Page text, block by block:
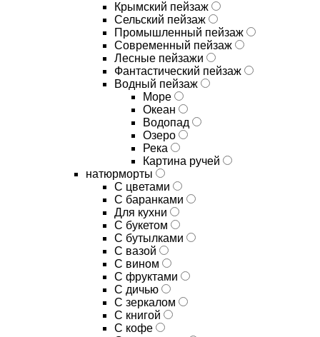
Крымский пейзаж
Сельский пейзаж
Промышленный пейзаж
Современный пейзаж
Лесные пейзажи
Фантастический пейзаж
Водный пейзаж
Море
Океан
Водопад
Озеро
Река
Картина ручей
натюрморты
С цветами
С баранками
Для кухни
C букетом
C бутылками
C вазой
C вином
C фруктами
C дичью
C зеркалом
C книгой
C кофе